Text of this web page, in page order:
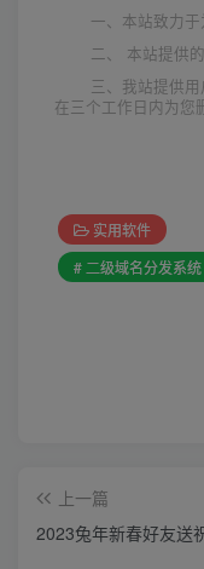
一、本站致力
二、 本站提供
三、我站提供
在三个工作日内为您
实用软件
# 二级域名分发系
上一篇
2023兔年新春好友送